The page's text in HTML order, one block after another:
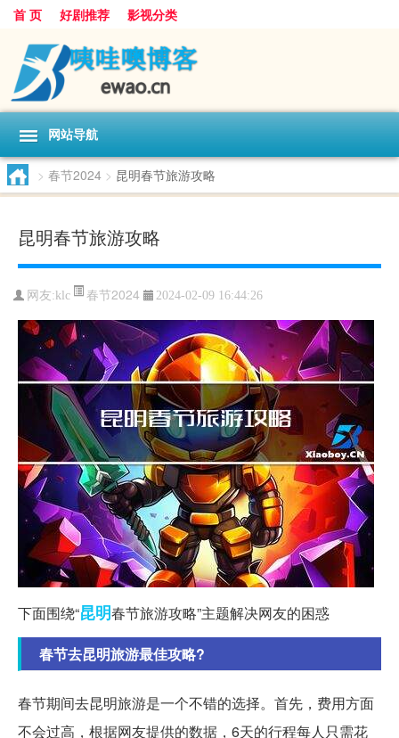
首 页 好剧推荐 影视分类
网站导航
> 春节2024 > 昆明春节旅游攻略
昆明春节旅游攻略
网友: klc 春节2024 2024-02-09 16:44:26
下面围绕“昆明春节旅游攻略”主题解决网友的困惑
春节去昆明旅游最佳攻略?
春节期间去昆明旅游是一个不错的选择。首先，费用方面
不会过高，根据网友提供的数据，6天的行程每人只需花